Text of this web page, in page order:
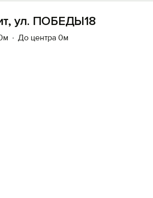
ул. ПОБЕДЫ18
До центра 0м